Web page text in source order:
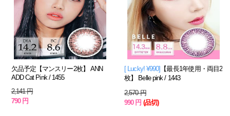
欠品予定【マンスリー2枚】 ANN
ADD Cat Pink / 1455
2,141 円
790 円
[ Lucky! ¥990] 【最長1年使用・両目2
枚】 Belle pink / 1443
2,570 円
990 円 (品切)